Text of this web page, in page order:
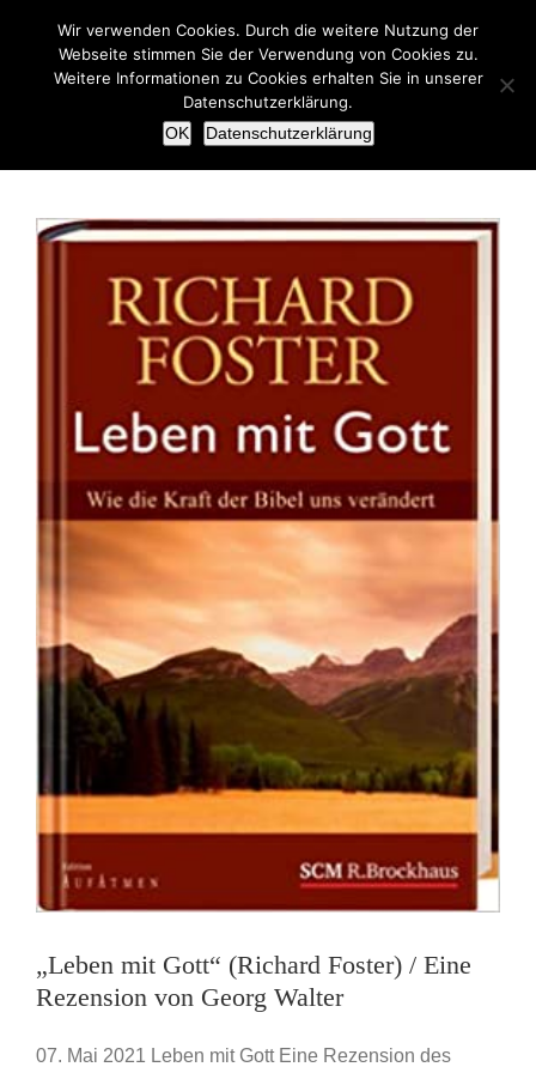
springen
„Leben mit Gott“ (Richard Foster) / Eine
Rezension von Georg Walter
07. Mai 2021 Leben mit Gott Eine Rezension des
Wir verwenden Cookies. Durch die weitere Nutzung der
Webseite stimmen Sie der Verwendung von Cookies zu.
Weitere Informationen zu Cookies erhalten Sie in unserer
Datenschutzerklärung.
OK
Datenschutzerklärung